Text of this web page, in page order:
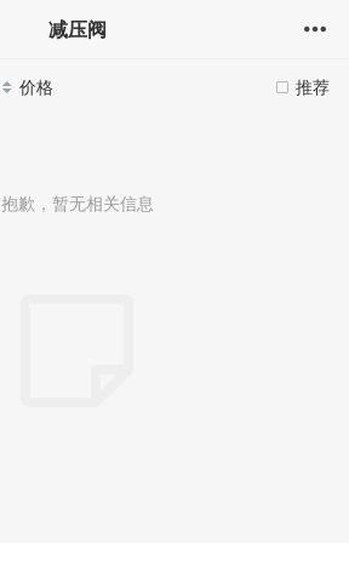
减压阀
推荐
价格
抱歉，暂无相关信息